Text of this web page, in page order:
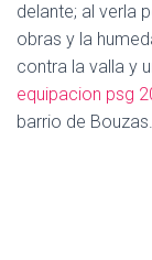
delante; al verla
obras y la
contra la valla y
equipacion psg
barrio de Bouzas.